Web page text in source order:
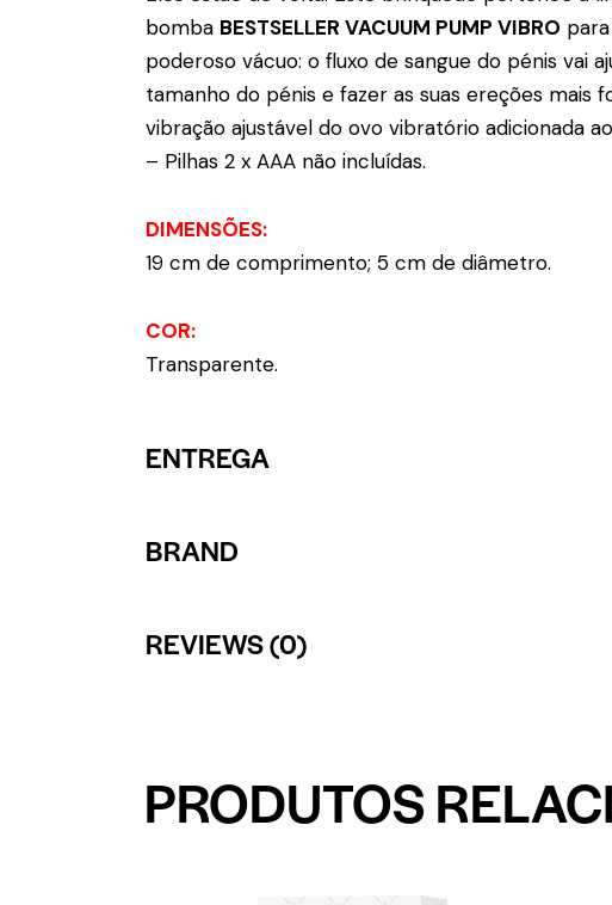
bomba BESTSELLER VACUUM PUMP VIBRO
poderoso vácuo: o fluxo de sangue do pénis
tamanho do pénis e fazer as suas ereções mais
vibração ajustável do ovo vibratório adicionada
– Pilhas 2 x AAA não incluídas.
DIMENSÕES:
19 cm de comprimento; 5 cm de diâmetro.
COR:
Transparente.
ENTREGA
BRAND
REVIEWS (0)
PRODUTOS